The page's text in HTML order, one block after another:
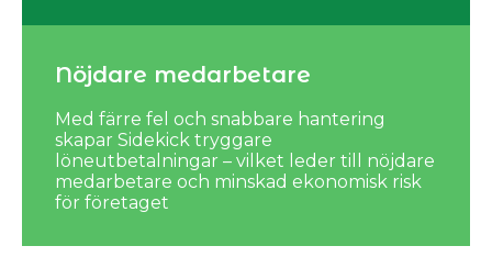
Nöjdare medarbetare
Med färre fel och snabbare hantering
skapar Sidekick tryggare
löneutbetalningar – vilket leder till nöjdare
medarbetare och minskad ekonomisk risk
för företaget